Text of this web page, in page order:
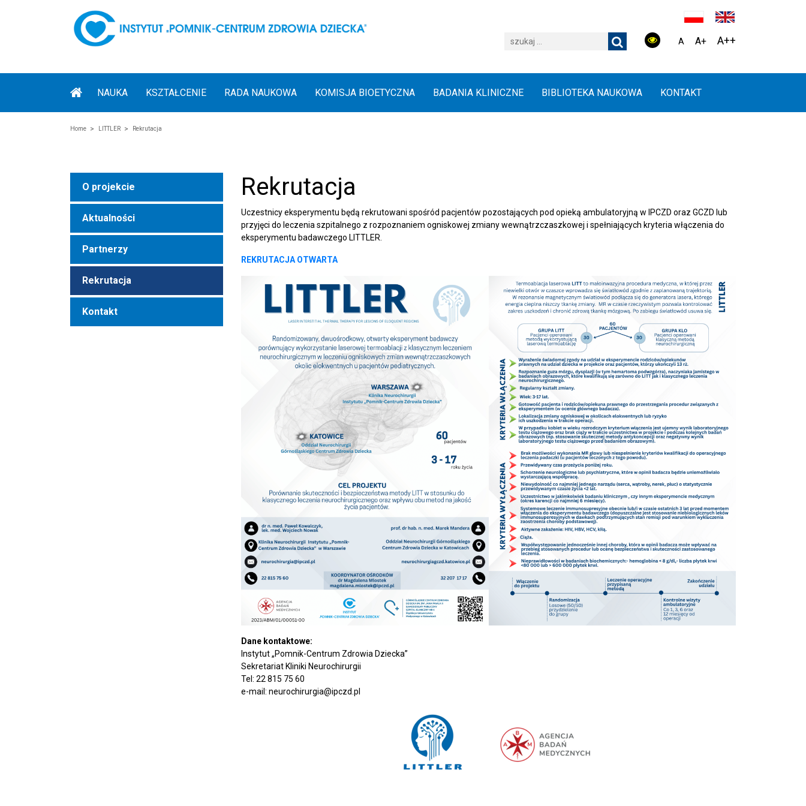
A A+ A++
NAUKA KSZTAŁCENIE RADA NAUKOWA KOMISJA BIOETYCZNA BADANIA KLINICZNE BIBLIOTEKA NAUKOWA KONTAKT
Home LITTLER Rekrutacja
O projekcie
Aktualności
Partnerzy
Rekrutacja
Kontakt
Rekrutacja
Uczestnicy eksperymentu będą rekrutowani spośród pacjentów pozostających pod opieką ambulatoryjną w IPCZD oraz GCZD lub
przyjęci do leczenia szpitalnego z rozpoznaniem ogniskowej zmiany wewnątrzczaszkowej i spełniających kryteria włączenia do
eksperymentu badawczego LITTLER.
REKRUTACJA OTWARTA
Dane kontaktowe:
Instytut „Pomnik-Centrum Zdrowia Dziecka”
Sekretariat Kliniki Neurochirurgii
Tel: 22 815 75 60
e-mail: neurochirurgia@ipczd.pl